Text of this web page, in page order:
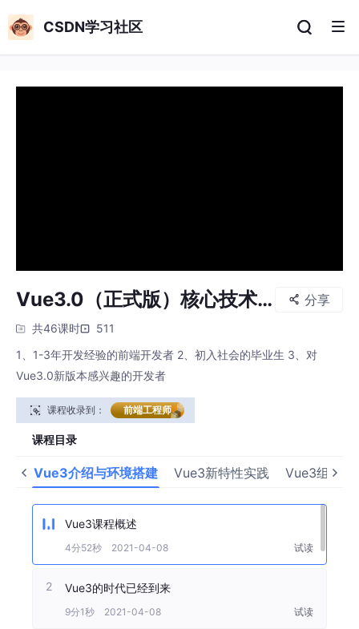
CSDN学习社区
Vue3.0（正式版）核心技术
精讲
分享
共46课时
511
1、1-3年开发经验的前端开发者 2、初入社会的毕业生 3、对
Vue3.0新版本感兴趣的开发者
课程收录到： 前端工程师
课程目录
Vue3介绍与环境搭建 Vue3新特性实践 Vue3组合式
Vue3课程概述
4分52秒 2021-04-08 试读
2 Vue3的时代已经到来
9分1秒 2021-04-08 试读